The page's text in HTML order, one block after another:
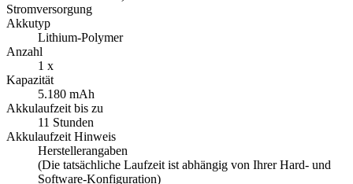
Stromversorgung
Akkutyp
Lithium-Polymer
Anzahl
1 x
Kapazität
5.180 mAh
Akkulaufzeit bis zu
11 Stunden
Akkulaufzeit Hinweis
Herstellerangaben
(Die tatsächliche Laufzeit ist abhängig von Ihrer Hard- und
Software-Konfiguration)